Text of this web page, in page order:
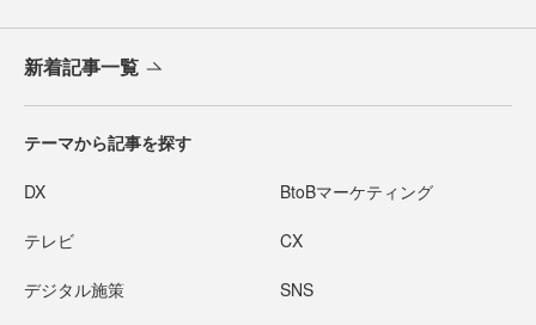
新着記事一覧
テーマから記事を探す
DX BtoBマーケティング
テレビ CX
デジタル施策 SNS